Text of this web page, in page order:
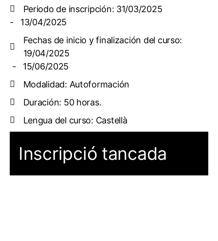
Periodo de inscripción: 31/03/2025
- 13/04/2025
Fechas de inicio y finalización del curso:
19/04/2025
- 15/06/2025
Modalidad: Autoformación
Duración: 50 horas.
Lengua del curso: Castellà
Inscripció tancada